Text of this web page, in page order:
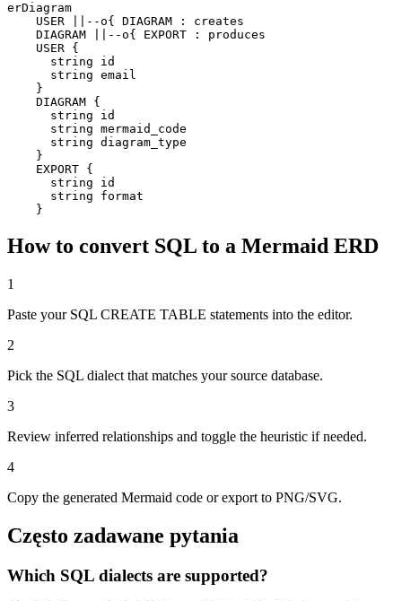
erDiagram
    USER ||--o{ DIAGRAM : creates
    DIAGRAM ||--o{ EXPORT : produces
    USER {
      string id
      string email
    }
    DIAGRAM {
      string id
      string mermaid_code
      string diagram_type
    }
    EXPORT {
      string id
      string format
    }
How to convert SQL to a Mermaid ERD
1
Paste your SQL CREATE TABLE statements into the editor.
2
Pick the SQL dialect that matches your source database.
3
Review inferred relationships and toggle the heuristic if needed.
4
Copy the generated Mermaid code or export to PNG/SVG.
Często zadawane pytania
Which SQL dialects are supported?